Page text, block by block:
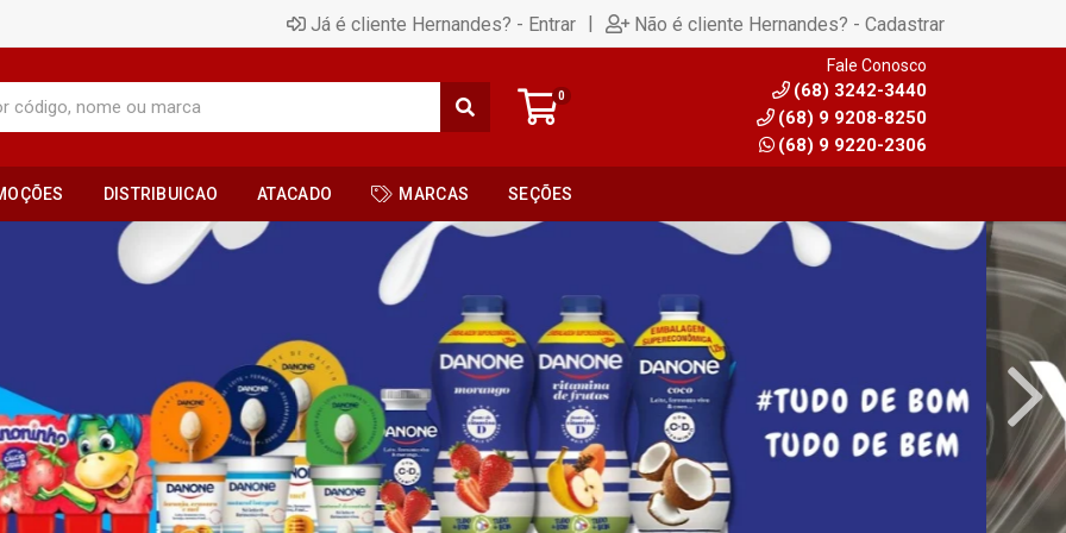
Já é cliente Hernandes? - Entrar | Não é cliente Hernandes? - Cadastrar
0
Fale Conosco
(68) 3242-3440
(68) 9 9208-8250
(68) 9 9220-2306
DISTRIBUICAO ATACADO MARCAS SEÇÕES